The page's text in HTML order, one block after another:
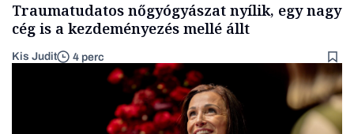
Traumatudatos nőgyógyászat nyílik, egy nagy
cég is a kezdeményezés mellé állt
Kis Judit 4 perc